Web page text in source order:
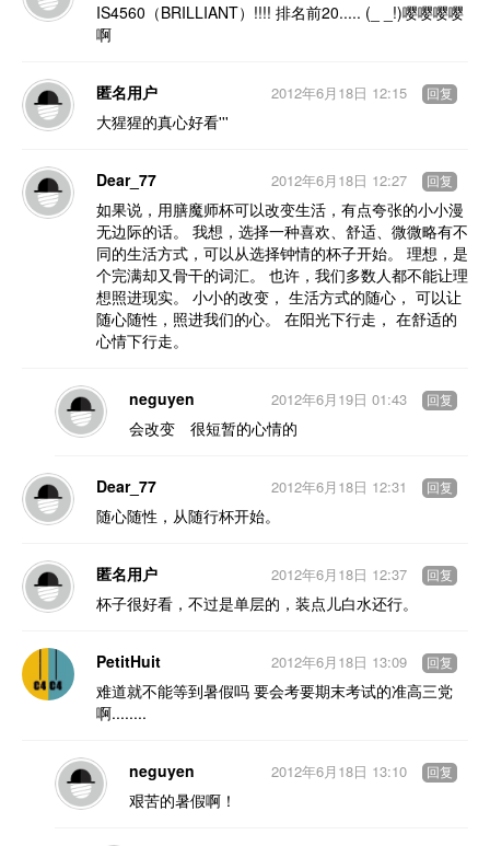
IS4560（BRILLIANT）!!!! 排名前20..... (_ _!)嘤嘤嘤嘤
啊
匿名用户
大猩猩的真心好看'''
2012年6月18日 12:15 回复
Dear_77
如果说，用膳魔师杯可以改变生活，有点夸张的小小漫
无边际的话。 我想，选择一种喜欢、舒适、微微略有不
同的生活方式，可以从选择钟情的杯子开始。 理想，是
个完满却又骨干的词汇。 也许，我们多数人都不能让理
想照进现实。 小小的改变， 生活方式的随心， 可以让
随心随性，照进我们的心。 在阳光下行走， 在舒适的
心情下行走。
2012年6月18日 12:27 回复
neguyen
会改变 很短暂的心情的
2012年6月19日 01:43 回复
Dear_77
随心随性，从随行杯开始。
2012年6月18日 12:31 回复
匿名用户
杯子很好看，不过是单层的，装点儿白水还行。
2012年6月18日 12:37 回复
PetitHuit
难道就不能等到暑假吗 要会考要期末考试的准高三党
啊........
2012年6月18日 13:09 回复
neguyen
艰苦的暑假啊！
2012年6月18日 13:10 回复